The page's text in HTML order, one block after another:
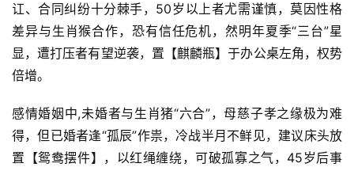
讧、合同纠纷十分棘手，50岁以上者尤需谨慎，莫因性格
差异与生肖猴合作，恐有信任危机，然明年夏季“三台”星
显，遭打压者有望逆袭，置【麒麟瓶】于办公桌左角，权势
倍增。
感情婚姻中,未婚者与生肖猪“六合”，母慈子孝之缘极为难
得，但已婚者逢“孤辰”作祟，冷战半月不鲜见，建议床头放
置【鸳鸯摆件】，以红绳缠绕，可破孤寡之气，45岁后事